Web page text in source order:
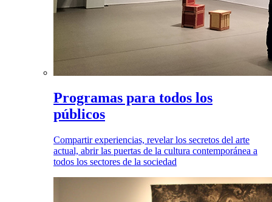
Programas para todos los
públicos
Compartir experiencias, revelar los secretos del arte
actual, abrir las puertas de la cultura contemporánea a
todos los sectores de la sociedad